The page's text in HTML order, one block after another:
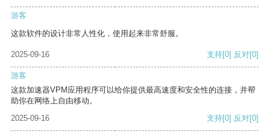
游客
这款软件的设计非常人性化，使用起来非常舒服。
2025-09-16 支持[0] 反对[0]
游客
这款加速器VPM应用程序可以给你提供最高速度和安全性的连接，并帮
助你在网络上自由移动。
2025-09-16
支持[0] 反对[0]